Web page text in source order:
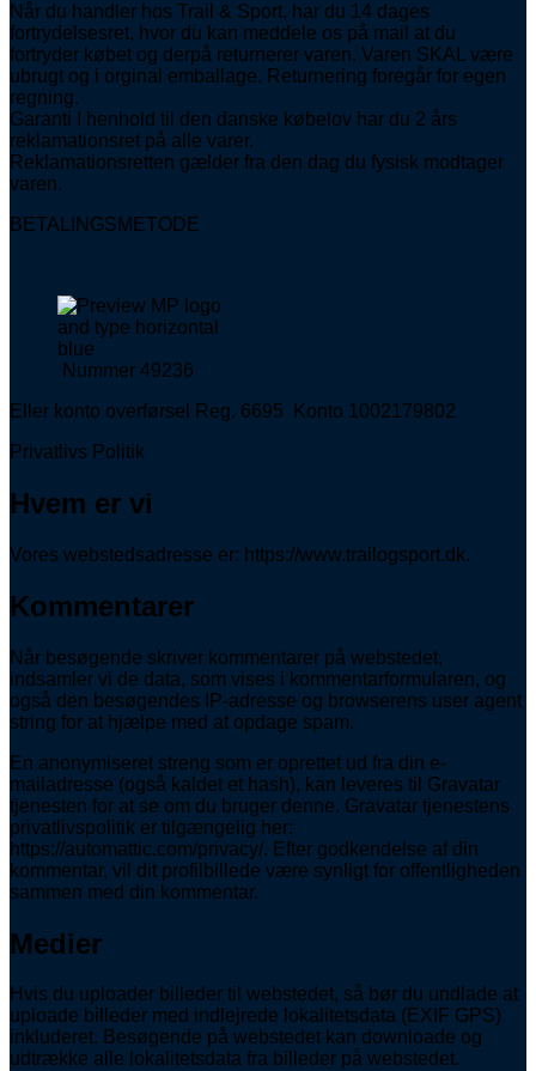
Når du handler hos Trail & Sport, har du 14 dages
fortrydelsesret, hvor du kan meddele os på mail at du
fortryder købet og derpå returnerer varen. Varen SKAL være
ubrugt og i orginal emballage. Returnering foregår for egen
regning.
Garanti I henhold til den danske købelov har du 2 års
reklamationsret på alle varer.
Reklamationsretten gælder fra den dag du fysisk modtager
varen.
BETALINGSMETODE
Nummer 49236
Eller konto overførsel Reg. 6695 Konto 1002179802
Privatlivs Politik
Hvem er vi
Vores webstedsadresse er: https://www.trailogsport.dk.
Kommentarer
Når besøgende skriver kommentarer på webstedet,
indsamler vi de data, som vises i kommentarformularen, og
også den besøgendes IP-adresse og browserens user agent
string for at hjælpe med at opdage spam.
En anonymiseret streng som er oprettet ud fra din e-
mailadresse (også kaldet et hash), kan leveres til Gravatar
tjenesten for at se om du bruger denne. Gravatar tjenestens
privatlivspolitik er tilgængelig her:
https://automattic.com/privacy/. Efter godkendelse af din
kommentar, vil dit profilbillede være synligt for offentligheden
sammen med din kommentar.
Medier
Hvis du uploader billeder til webstedet, så bør du undlade at
uploade billeder med indlejrede lokalitetsdata (EXIF GPS)
inkluderet. Besøgende på webstedet kan downloade og
udtrække alle lokalitetsdata fra billeder på webstedet.